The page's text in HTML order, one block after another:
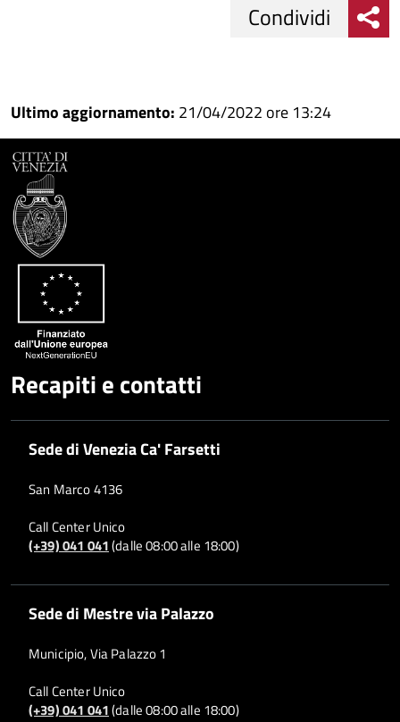
su
Facebook
Condividi
su
Condividi
Condividi
Ultimo aggiornamento: 21/04/2022 ore 13:24
Recapiti e contatti
Sede di Venezia Ca' Farsetti
San Marco 4136
Call Center Unico
(+39) 041 041(dalle 08:00 alle 18:00)
Sede di Mestre via Palazzo
Municipio, Via Palazzo 1
Call Center Unico
(+39) 041 041(dalle 08:00 alle 18:00)